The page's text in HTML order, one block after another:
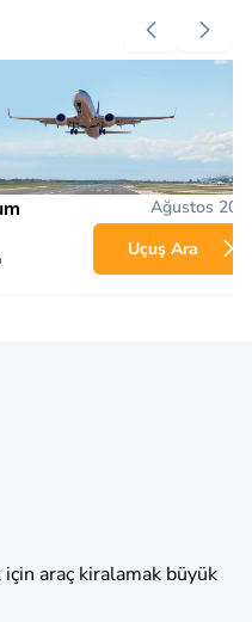
Ağustos
Uçuş Ara
araç kiralamak büyük